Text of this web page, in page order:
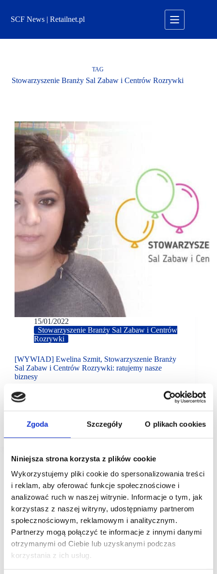
Zgoda Szczegóły O plikach cookies
Niniejsza strona korzysta z plików cookie
Wykorzystujemy pliki cookie do spersonalizowania treści
i reklam, aby oferować funkcje społecznościowe i
analizować ruch w naszej witrynie. Informacje o tym, jak
korzystasz z naszej witryny, udostępniamy partnerom
społecznościowym, reklamowym i analitycznym.
Partnerzy mogą połączyć te informacje z innymi danymi
otrzymanymi od Ciebie lub uzyskanymi podczas
korzystania z ich usług.
treściSCF News | Retailnet.pl
TAG
Stowarzyszenie Branży Sal Zabaw i Centrów Rozrywki
15/01/2022
Stowarzyszenie Branży Sal Zabaw i Centrów
Rozrywki
[WYWIAD] Ewelina Szmit, Stowarzyszenie Branży
Sal Zabaw i Centrów Rozrywki: ratujemy nasze
biznesy
Najemcy z naszej branży chcą, o ile to możliwe,
zabezpieczać się na wypadek lockdownu. Natomiast
z naszych badań wynika, że w chwili obecnej,
na jakąkolwiek renegocjację umowy mogło liczyć
zaledwie kilka spośród ponad…